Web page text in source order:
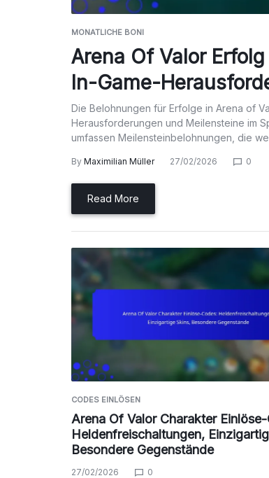
MONATLICHE BONI
Arena Of Valor
In-Game-
Die Belohnungen für Erfolge in Arena of
Herausforderungen und Meilensteine im
umfassen Meilensteinbelohnungen, die
By Maximilian Müller 27/02/2026 0
Read More
CODES EINLÖSEN
Arena Of Valor Charakter
Heldenfreischaltungen,
Besondere Gegenstände
27/02/2026 0